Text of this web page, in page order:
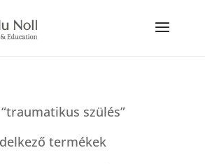
szülés”
termékek